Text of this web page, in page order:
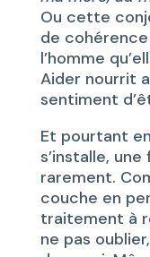
Ou cette
de
l’homme
Aider nourrit
sentiment
Et pourtant
s’installe,
rarement.
couche en
traitement à
ne pas